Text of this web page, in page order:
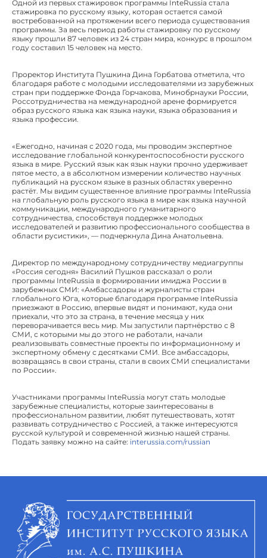
Одной из первых стажировок программы InteRussia стала
стажировка по русскому языку, которая остается самой
востребованной на протяжении всего периода существования
программы. За весь период работы стажировку по русскому
языку прошли 87 человек из 24 стран мира, конкурс в прошлом
году составил 15 человек на место.
Проректор Института Пушкина Дина Горбатова отметила, что
благодаря работе с молодыми исследователями из зарубежных
стран при поддержке Фонда Горчакова, Минобрнауки России,
Россотрудничества на международной арене формируется
образ русского языка как языка науки, языка образования и
языка профессии.
«Ежегодно, начиная с 2020 года, мы проводим экспертное
исследование глобальной конкурентоспособности русского
языка в мире. Русский язык как язык науки прочно удерживает
пятое место, а в абсолютном измерении количество научных
публикаций на русском языке в разных областях уверенно
растёт. Мы видим существенное влияние программы InteRussia
на глобальную роль русского языка в мире как языка научной
коммуникации, международного гуманитарного
сотрудничества, способствуя поддержке молодых
исследователей и развитию профессионального сообщества в
области русистики», — подчеркнула Дина Анатольевна.
Директор по международному сотрудничеству медиагруппы
«Россия сегодня» Василий Пушков рассказал о роли
программы InteRussia в формировании имиджа России в
зарубежных СМИ: «Амбассадоры и журналисты стран
глобального Юга, которые благодаря программе InteRussia
приезжают в Россию, впервые видят и понимают, куда они
приехали, что это за страна, в течение месяца у них
переворачивается весь мир. Мы запустили партнёрство с 8
СМИ, с которыми мы до этого не работали, начали
реализовывать совместные проекты по информационному и
экспертному обмену с десятками СМИ. Все амбассадоры,
возвращаясь в свои страны, стали в своих СМИ специалистами
по России».
Участниками программы InteRussia могут стать молодые
зарубежные специалисты, которые заинтересованы в
профессиональном развитии, любят путешествовать, хотят
развивать сотрудничество с Россией, а также интересуются
русской культурой и современной жизнью нашей страны.
Подать заявку можно на сайте: interussia.com/russian